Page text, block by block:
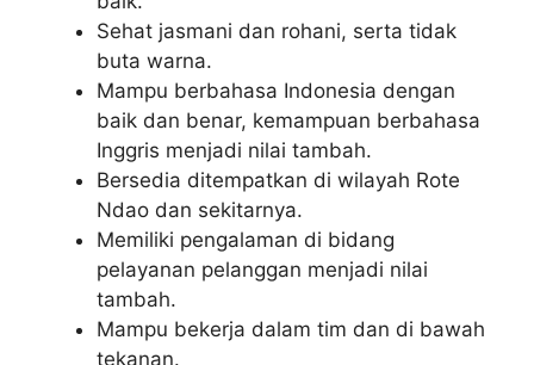
Sehat jasmani dan rohani, serta tidak
buta warna.
Mampu berbahasa Indonesia dengan
baik dan benar, kemampuan berbahasa
Inggris menjadi nilai tambah.
Bersedia ditempatkan di wilayah Rote
Ndao dan sekitarnya.
Memiliki pengalaman di bidang
pelayanan pelanggan menjadi nilai
tambah.
Mampu bekerja dalam tim dan di bawah
tekanan.